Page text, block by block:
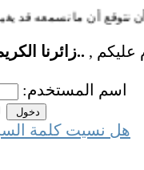
أن ما نسمعه قد يغيرنا
عليكم , ..زائرنا
اسم المستخدم:
هل نسيت كلمة